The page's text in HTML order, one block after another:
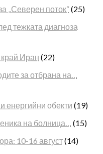
„Северен поток“ (25)
тежката диагноза
Иран (22)
за отбрана на…
енергийни обекти (19)
на болница…
(15)
10-16 август(14)